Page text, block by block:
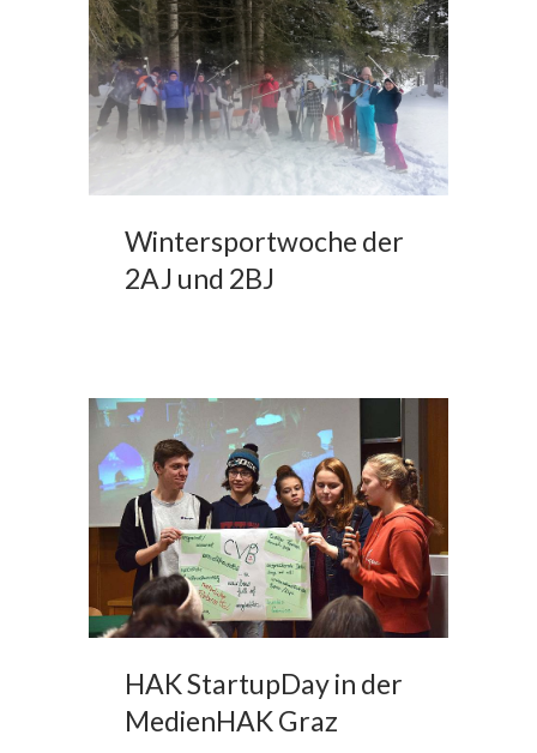
Wintersportwoche der
2AJ und 2BJ
HAK StartupDay in der
MedienHAK Graz